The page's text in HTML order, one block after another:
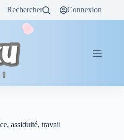
Rechercher Connexion
assiduité, travail